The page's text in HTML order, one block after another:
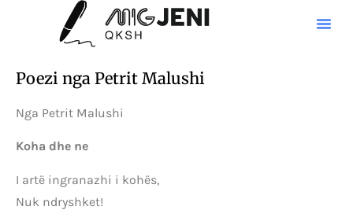
Poezi nga Petrit Malushi
Nga Petrit Malushi
Koha dhe ne
I artë ingranazhi i kohës,
Nuk ndryshket!